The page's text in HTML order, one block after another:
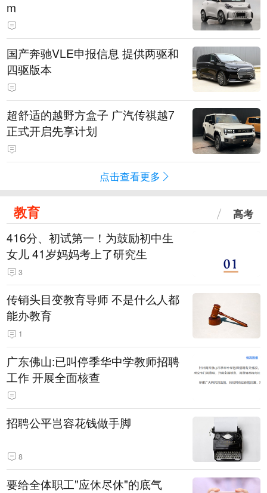
m
国产奔驰VLE申报信息 提供两驱和
四驱版本
超舒适的越野方盒子 广汽传祺越7
正式开启先享计划
点击查看更多
教育 高考
416分、初试第一！为鼓励初中生
女儿 41岁妈妈考上了研究生
3
传销头目变教育导师 不是什么人都
能办教育
1
广东佛山:已叫停季华中学教师招聘
工作 开展全面核查
招聘公平岂容花钱做手脚
8
要给全体职工"应休尽休"的底气